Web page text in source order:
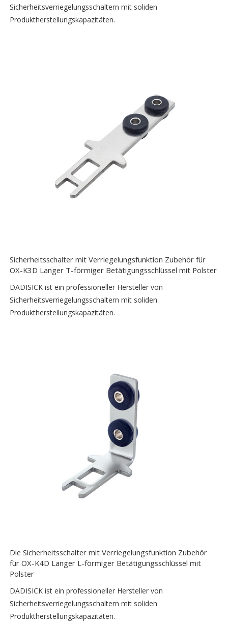
Sicherheitsverriegelungsschaltern mit soliden
Produktherstellungskapazitäten.
Sicherheitsschalter mit Verriegelungsfunktion Zubehör für
OX-K3D Langer T-förmiger Betätigungsschlüssel mit Polster
DADISICK ist ein professioneller Hersteller von
Sicherheitsverriegelungsschaltern mit soliden
Produktherstellungskapazitäten.
Die Sicherheitsschalter mit Verriegelungsfunktion Zubehör
für OX-K4D Langer L-förmiger Betätigungsschlüssel mit
Polster
DADISICK ist ein professioneller Hersteller von
Sicherheitsverriegelungsschaltern mit soliden
Produktherstellungskapazitäten.